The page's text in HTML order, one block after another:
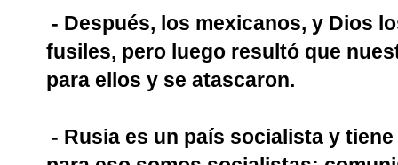
- Después, los mexicanos, y Dios
fusiles, pero luego resultó que
para ellos y se atascaron.
- Rusia es un país socialista y